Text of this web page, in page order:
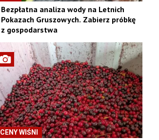
Bezpłatna analiza wody na Letnich
Pokazach Gruszowych. Zabierz próbkę
z gospodarstwa
CENY WIŚNI